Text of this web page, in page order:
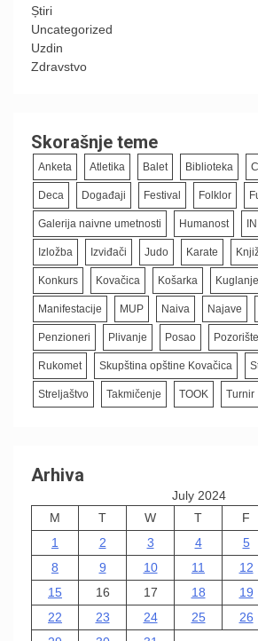
Știri
Uncategorized
Uzdin
Zdravstvo
Skorašnje teme
Anketa Atletika Balet Biblioteka
Deca Događaji Festival Folklor
Galerija naivne umetnosti Humanost
Izložba Izviđači Judo Karate
Konkurs Kovačica Košarka Kuglanje
Manifestacije MUP Naiva Najave
Penzioneri Plivanje Posao Pozorište
Rukomet Skupština opštine Kovačica
Streljaštvo Takmičenje TOOK Turnir
Arhiva
July 2024
M
T W T F
1
2 3 4 5
8
9 10 11 12
15
16 17 18 19
22
23 24 25 26